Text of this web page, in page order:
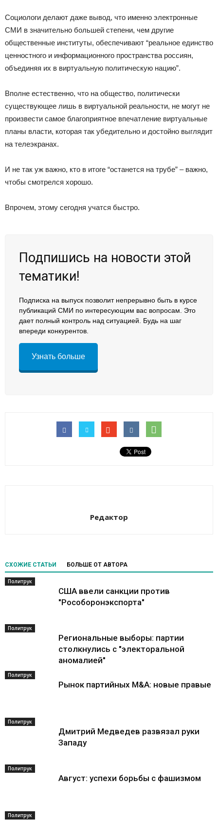
Социологи делают даже вывод, что именно электронные
СМИ в значительно большей степени, чем другие
общественные институты, обеспечивают “реальное единство
ценностного и информационного пространства россиян,
объединяя их в виртуальную политическую нацию”.
Вполне естественно, что на общество, политически
существующее лишь в виртуальной реальности, не могут не
произвести самое благоприятное впечатление виртуальные
планы власти, которая так убедительно и достойно выглядит
на телеэкранах.
И не так уж важно, кто в итоге “останется на трубе” – важно,
чтобы смотрелся хорошо.
Впрочем, этому сегодня учатся быстро.
Подпишись на новости этой
тематики!
Подписка на выпуск позволит непрерывно быть в курсе
публикаций СМИ по интересующим вас вопросам. Это
дает полный контроль над ситуацией. Будь на шаг
впереди конкурентов.
Узнать больше
Редактор
СХОЖИЕ СТАТЬИ БОЛЬШЕ ОТ АВТОРА
Политрук
США ввели санкции против
"Рособоронэкспорта"
Политрук
Региональные выборы: партии
столкнулись с "электоральной
аномалией"
Политрук
Рынок партийных M&A: новые правые
Политрук
Дмитрий Медведев развязал руки
Западу
Политрук
Август: успехи борьбы с фашизмом
Политрук